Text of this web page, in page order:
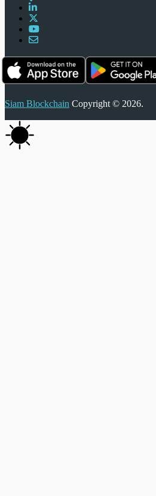
Siam Blockchain Copyright © 2026.